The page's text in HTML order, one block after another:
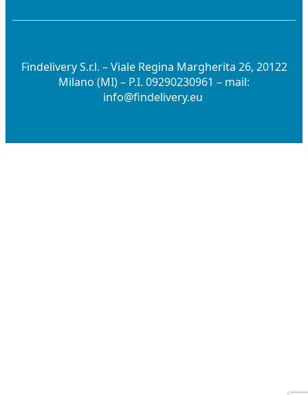
Findelivery S.r.l. – Viale Regina Margherita 26, 20122
Milano (MI) – P.I. 09290230961 – mail:
info@findelivery.eu